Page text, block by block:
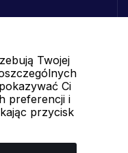
informacji|Polityka
Twojej
Ci
preferencji i
przycisk